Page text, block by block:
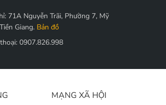
71A Nguyễn Trãi, Phường 7, Mỹ
Giang. Bản đồ
0907.826.998
MẠNG XÃ HỘI